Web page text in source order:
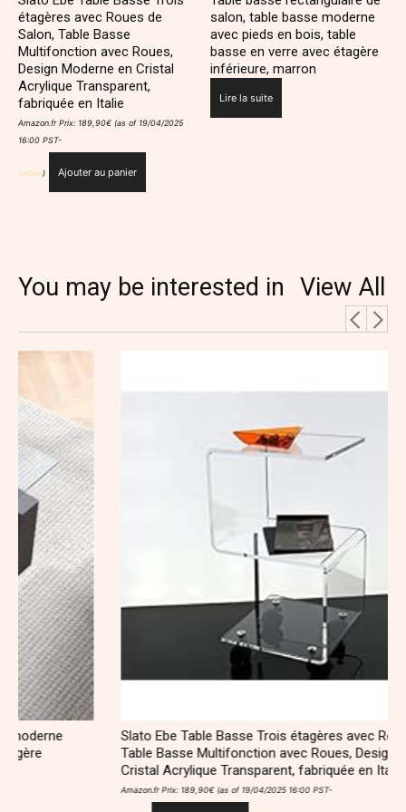
la
page
du
produit
étagères avec Roues de
Salon, Table Basse
Multifonction avec Roues,
Design Moderne en Cristal
Acrylique Transparent,
fabriquée en Italie
Amazon.fr Prix: 189,90€ (as of 19/04/2025
16:00 PST-
Details) Ajouter au panier
salon, table basse moderne
avec pieds en bois, table
basse en verre avec étagère
inférieure, marron
Lire la suite
You may be interested in View All
Slato Ebe Table Basse Trois étagères avec Roues de Salon,
Table Basse Multifonction avec Roues, Design Moderne en
Cristal Acrylique Transparent, fabriquée en Italie
(as of 19/04/2025 16:00 PST-